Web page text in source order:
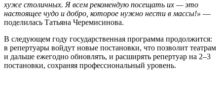
хуже столичных. Я всем рекомендую посещать их — это
настоящее чудо и добро, которое нужно нести в массы!» —
поделилась Татьяна Черемисинова.
В следующем году государственная программа продолжится:
в репертуары войдут новые постановки, что позволит театрам
и дальше ежегодно обновлять, и расширять репертуар на 2–3
постановки, сохраняя профессиональный уровень.